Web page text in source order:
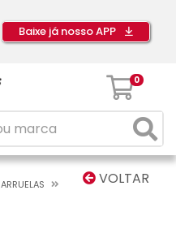
Baixe já nosso APP
0
VOLTAR
ARRUELAS